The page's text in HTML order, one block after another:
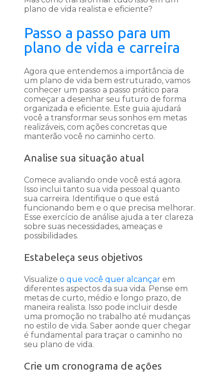
plano de vida realista e eficiente?
Passo a passo para um
plano de vida e carreira
Agora que entendemos a importância de
um plano de vida bem estruturado, vamos
conhecer um passo a passo prático para
começar a desenhar seu futuro de forma
organizada e eficiente. Este guia ajudará
você a transformar seus sonhos em metas
realizáveis, com ações concretas que
manterão você no caminho certo.
Analise sua situação atual
Comece avaliando onde você está agora.
Isso inclui tanto sua vida pessoal quanto
sua carreira. Identifique o que está
funcionando bem e o que precisa melhorar.
Esse exercício de análise ajuda a ter clareza
sobre suas necessidades, ameaças e
possibilidades.
Estabeleça seus objetivos
Visualize o que você quer alcançar em
diferentes aspectos da sua vida. Pense em
metas de curto, médio e longo prazo, de
maneira realista. Isso pode incluir desde
uma promoção no trabalho até mudanças
no estilo de vida. Saber aonde quer chegar
é fundamental para traçar o caminho no
seu plano de vida.
Crie um cronograma de ações